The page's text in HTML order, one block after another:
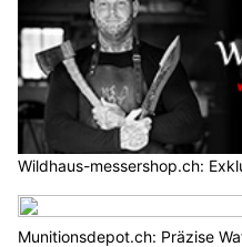
Wildhaus-messershop.ch:
Munitionsdepot.ch: Präzise